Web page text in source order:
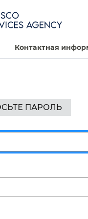
контактная
ПАРОЛЬ​​